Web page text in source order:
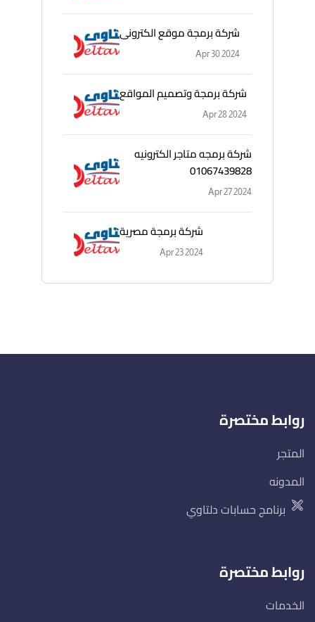
شركة برمجة موقع الكترونى
Apr 30 2024
شركة برمجة وتصميم المواقع
Apr 28 2024
شركة برمجه متاجر الكترونيه
01067439828
Apr 27 2024
شركة برمجة مصرية
Apr 23 2024
روابط مختصرة
المتجر
المدونه
برنامج حسابات دلتاوي
روابط مختصرة
الخدمات